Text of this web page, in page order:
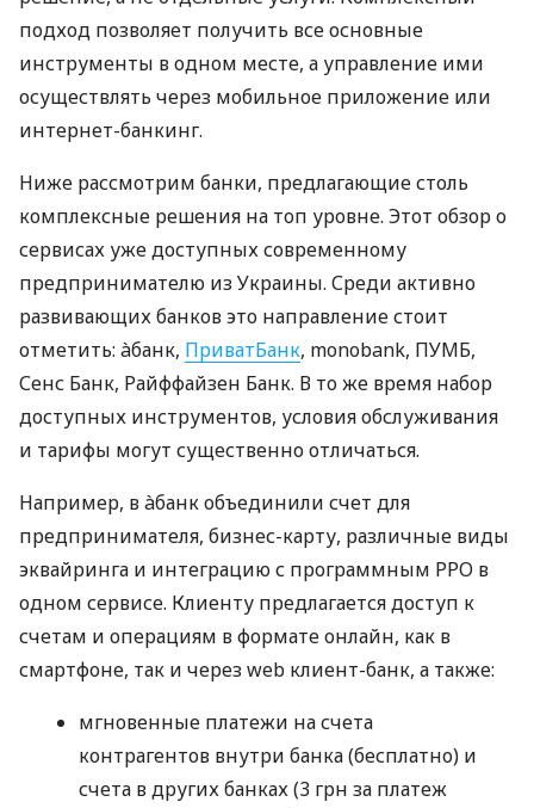
подход позволяет получить все основные
инструменты в одном месте, а управление ими
осуществлять через мобильное приложение или
интернет-банкинг.
Ниже рассмотрим банки, предлагающие столь
комплексные решения на топ уровне. Этот обзор о
сервисах уже доступных современному
предпринимателю из Украины. Среди активно
развивающих банков это направление стоит
отметить: àбанк, ПриватБанк, monobank, ПУМБ,
Сенс Банк, Райффайзен Банк. В то же время набор
доступных инструментов, условия обслуживания
и тарифы могут существенно отличаться.
Например, в àбанк объединили счет для
предпринимателя, бизнес-карту, различные виды
эквайринга и интеграцию с программным РРО в
одном сервисе. Клиенту предлагается доступ к
счетам и операциям в формате онлайн, как в
смартфоне, так и через web клиент-банк, а также:
мгновенные платежи на счета
контрагентов внутри банка (бесплатно) и
счета в других банках (3 грн за платеж